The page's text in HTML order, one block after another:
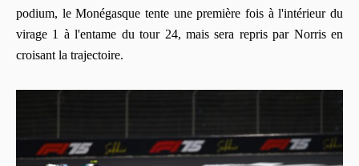
podium, le Monégasque tente une première fois à l'intérieur du
virage 1 à l'entame du tour 24, mais sera repris par Norris en
croisant la trajectoire.